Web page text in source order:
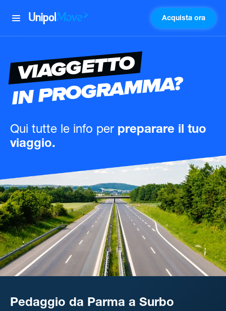
UnipolMove Acquista ora
VIAGGETTO
IN PROGRAMMA?
Qui tutte le info per preparare il tuo
viaggio.
Pedaggio da Parma a Surbo